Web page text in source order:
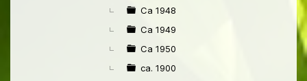
Ca 1948
Ca 1949
Ca 1950
ca. 1900